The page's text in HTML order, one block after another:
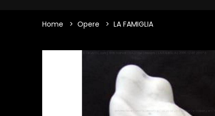
Home Opere LA FAMIGLIA